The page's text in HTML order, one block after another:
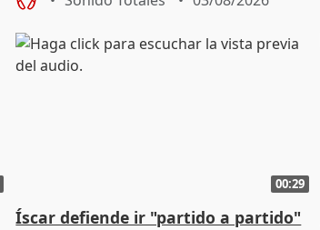
00:29
Íscar defiende ir "partido a partido"